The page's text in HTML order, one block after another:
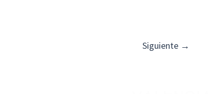
Siguiente →